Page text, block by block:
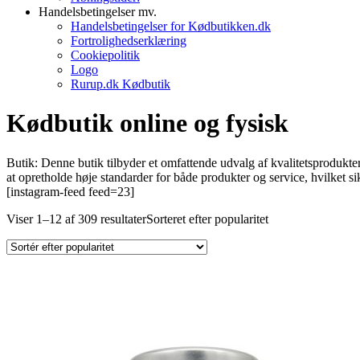
Handelsbetingelser mv.
Handelsbetingelser for Kødbutikken.dk
Fortrolighedserklæring
Cookiepolitik
Logo
Rurup.dk Kødbutik
Kødbutik online og fysisk
Butik: Denne butik tilbyder et omfattende udvalg af
at opretholde høje standarder for både produkter og service, hvilket
[instagram-feed feed=23]
Viser 1–12 af 309 resultaterSorteret efter popularitet